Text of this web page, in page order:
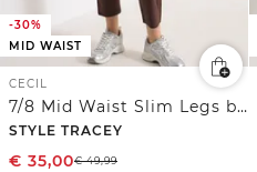
-30%
MID WAIST
CECIL
7/8 Mid Waist Slim Legs broek in casual fit
STYLE TRACEY
€ 35,00€49,99